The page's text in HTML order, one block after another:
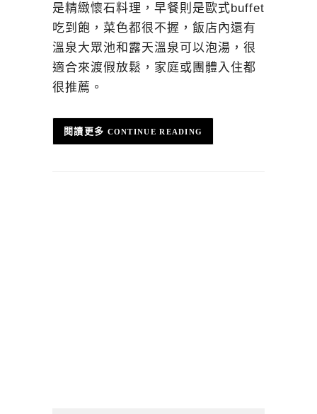
是精緻懷石料理，早餐則是歐式buffet
吃到飽，菜色都很不握，飯店內還有
溫泉大眾池和露天溫泉可以泡湯，很
適合來渡假放鬆，家庭或團體入住都
很推薦。
CONTINUE READING